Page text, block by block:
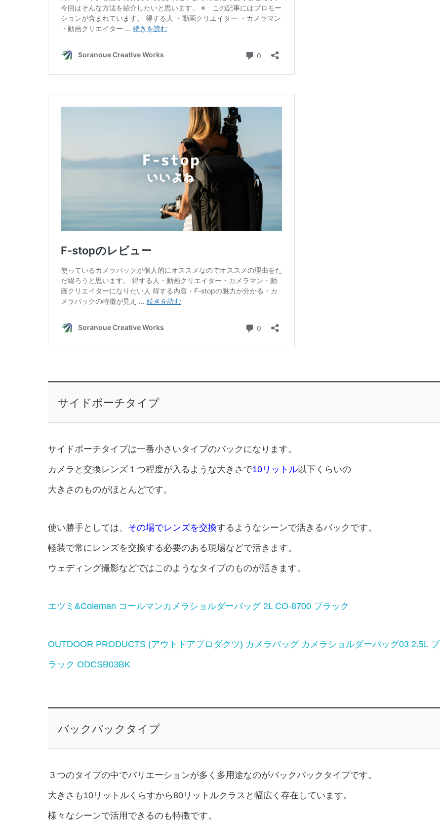
サイドポーチタイプ
サイドポーチタイプは一番小さいタイプのバックになります。
カメラと交換レンズ１つ程度が入るような大きさで10リットル以下くらいの
大きさのものがほとんどです。
使い勝手としては、 その場でレンズを交換するようなシーンで活きるバックです。
軽装で常にレンズを交換する必要のある現場などで活きます。
ウェディング撮影などではこのようなタイプのものが活きます。
エツミ&Coleman コールマンカメラショルダーバッグ 2L CO-8700 ブラック
OUTDOOR PRODUCTS (アウトドアプロダクツ) カメラバッグ カメラショルダーバッグ03 2.5L ブ
ラック ODCSB03BK
バックパックタイプ
３つのタイプの中でバリエーションが多く多用途なのがバックパックタイプです。
大きさも10リットルくらすから80リットルクラスと幅広く存在しています。
様々なシーンで活用できるのも特徴です。